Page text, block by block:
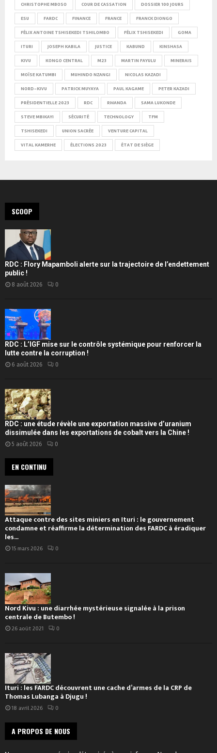
CHRISTOPHE MBOSO COUR DE CASSATION DOSSIER 100 JOURS
ESU FARDC FINANCE FRANCE FRANCK DIONGO
FÉLIX ANTOINE TSHISEKEDI TSHILOMBO FÉLIX TSHISEKEDI GOMA
ITURI JOSEPH KABILA JUSTICE KABUND KINSHASA
KIVU KONGO CENTRAL M23 MARTIN FAYULU MINERAIS
MOÏSE KATUMBI MUHINDO NZANGI NICOLAS KAZADI
NORD-KIVU PATRICK MUYAYA PAUL KAGAME PETER KAZADI
PRÉSIDENTIELLE 2023 RDC RWANDA SAMA LUKONDE
STEVE MBIKAYI SÉCURITÉ TECHNOLOGY TFM
TSHISEKEDI UNION SACRÉE VENTURE CAPITAL
VITAL KAMERHE ÉLECTIONS 2023 ÉTAT DE SIÈGE
SCOOP
RDC : Flory Mapamboli alerte sur la trajectoire de l’endettement
public !
8 août 2026 0
RDC : L’IGF mise sur le contrôle systémique pour renforcer la
lutte contre la corruption !
6 août 2026 0
RDC : une étude révèle une exportation massive d’uranium
dissimulée dans les exportations de cobalt vers la Chine !
5 août 2026 0
EN CONTINU
Attaque contre des sites miniers en Ituri : le gouvernement
condamne et réaffirme la détermination des FARDC à éradiquer
les...
15 mars 2026 0
Nord Kivu : une diarrhée mystérieuse signalée à la prison
centrale de Butembo !
26 août 2021 0
Ituri : les FARDC découvrent une cache d’armes de la CRP de
Thomas Lubanga à Djugu !
18 avril 2026 0
A PROPOS DE NOUS